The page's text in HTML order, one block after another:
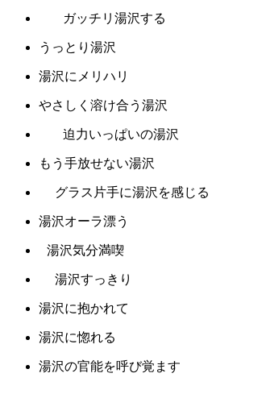
ガッチリ湯沢する
うっとり湯沢
湯沢にメリハリ
やさしく溶け合う湯沢
迫力いっぱいの湯沢
もう手放せない湯沢
グラス片手に湯沢を感じる
湯沢オーラ漂う
湯沢気分満喫
湯沢すっきり
湯沢に抱かれて
湯沢に惚れる
湯沢の官能を呼び覚ます